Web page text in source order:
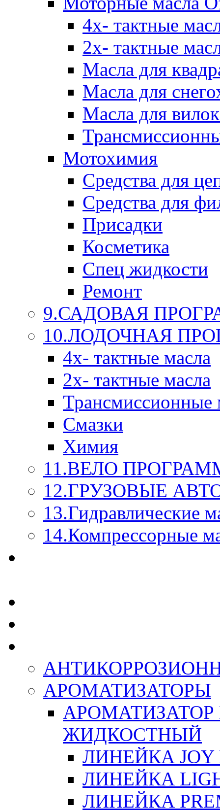
4х- тактные
2х- тактные
Масла для
Масла для
Масла для
Мотохимия
Средства для
Средства для
Присадки
Косметика
Спец жидкости
Ремонт
9.САДОВАЯ
10.ЛОДОЧНАЯ
4х- тактные масла
2х- тактные масла
Трансмиссионные
Смазки
Химия
11.ВЕЛО
12.ГРУЗОВЫЕ
13.Гидравлические
14.Компрессорные
АРОМАТИЗАТОРЫ
ЖИДКОСТНЫЙ
ЛИНЕЙКА JOY
ЛИНЕЙКА
ЛИНЕЙКА